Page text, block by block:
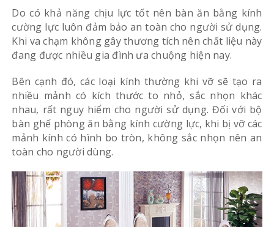
Do có khả năng chịu lực tốt nên bàn ăn bằng kính
cường lực luôn đảm bảo an toàn cho người sử dụng.
Khi va chạm không gây thương tích nên chất liệu này
đang được nhiều gia đình ưa chuộng hiện nay.
Bên cạnh đó, các loại kính thường khi vỡ sẽ tạo ra
nhiều mảnh có kích thước to nhỏ, sắc nhọn khác
nhau, rất nguy hiểm cho người sử dụng. Đối với bộ
bàn ghế phòng ăn bằng kính cường lực, khi bị vỡ các
mảnh kính có hình bo tròn, không sắc nhọn nên an
toàn cho người dùng.